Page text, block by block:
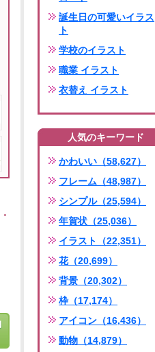
誕生日の可愛いイラス
ト
学校のイラスト
職業 イラスト
衣替え イラスト
人気のキーワード
かわいい（58,627）
フレーム（48,987）
シンプル（25,594）
年賀状（25,036）
イラスト（22,351）
花（20,699）
背景（20,302）
枠（17,174）
アイコン（16,436）
動物（14,879）